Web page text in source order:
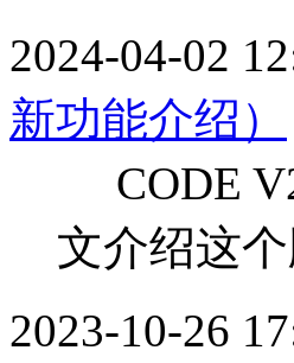
2024-04-02
新功能介绍）
CODE
文介绍这
2023-10-26